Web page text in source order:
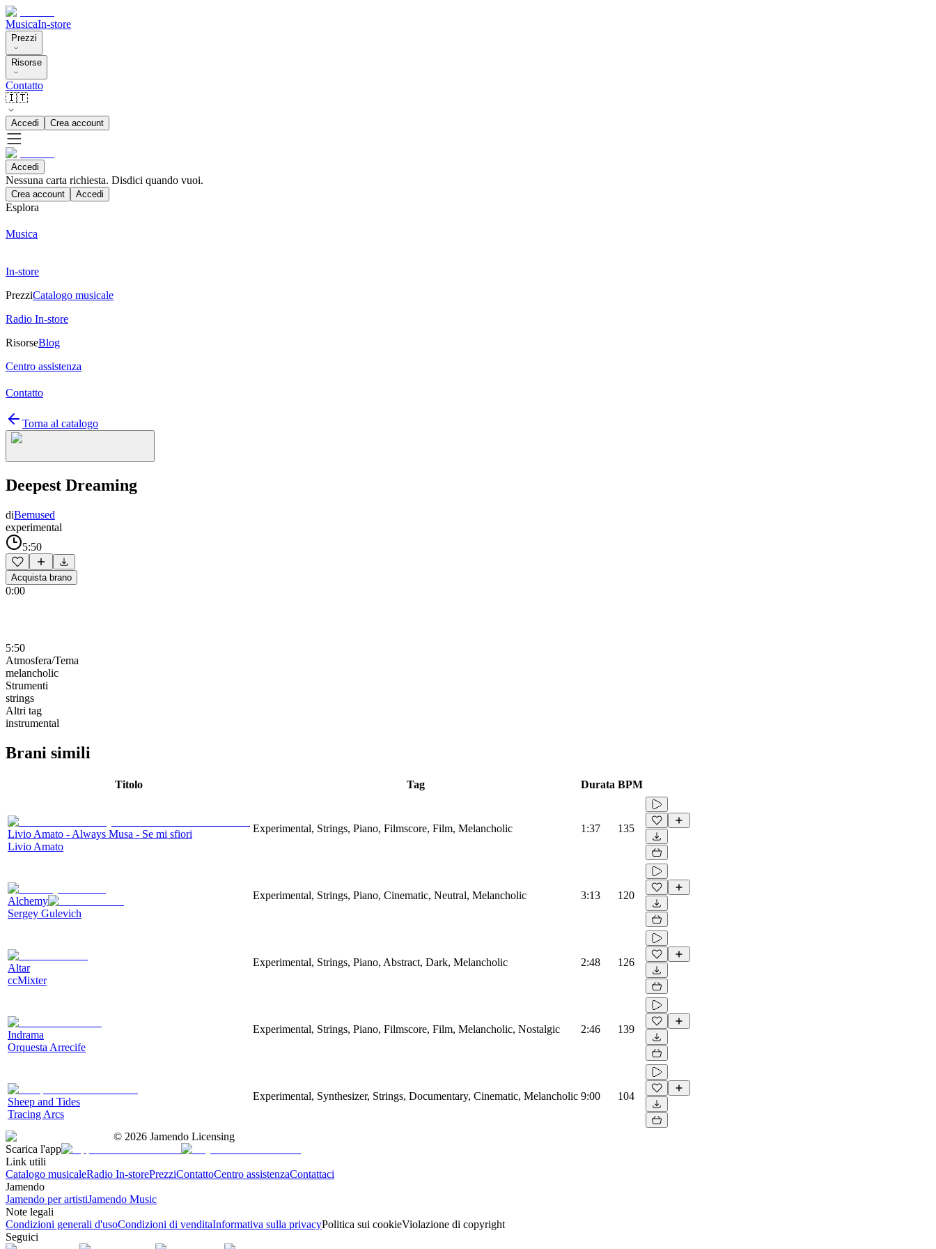
MusicaIn-store
Prezzi
Risorse
Contatto
🇮🇹
Accedi Crea account
Accedi
Nessuna carta richiesta. Disdici quando vuoi.
Crea account Accedi
Esplora
Musica
In-store
PrezziCatalogo musicale
Radio In-store
RisorseBlog
Centro assistenza
Contatto
Torna al catalogo
Deepest Dreaming
diBemused
experimental
5:50
Acquista brano
0:00
5:50
Atmosfera/Tema
melancholic
Strumenti
strings
Altri tag
instrumental
Brani simili
Titolo Tag Durata BPM
Livio Amato - Always Musa - Se mi sfiori
Livio Amato
Experimental, Strings, Piano, Filmscore, Film, Melancholic 1:37 135
Alchemy
Sergey Gulevich
Experimental, Strings, Piano, Cinematic, Neutral, Melancholic 3:13 120
Altar
ccMixter
Experimental, Strings, Piano, Abstract, Dark, Melancholic 2:48 126
Indrama
Orquesta Arrecife
Experimental, Strings, Piano, Filmscore, Film, Melancholic, Nostalgic 2:46 139
Sheep and Tides
Tracing Arcs
Experimental, Synthesizer, Strings, Documentary, Cinematic, Melancholic 9:00 104
© 2026 Jamendo Licensing
Scarica l'app
Link utili
Catalogo musicaleRadio In-storePrezziContattoCentro assistenzaContattaci
Jamendo
Jamendo per artistiJamendo Music
Note legali
Condizioni generali d'usoCondizioni di venditaInformativa sulla privacyPolitica sui cookieViolazione di copyright
Seguici